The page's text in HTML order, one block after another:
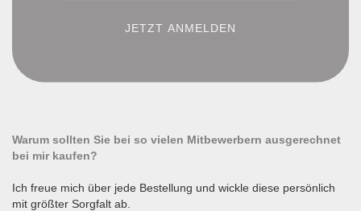
Warum sollten Sie bei so vielen Mitbewerbern ausgerechnet
bei mir kaufen?
Ich freue mich über jede Bestellung und wickle diese persönlich
mit größter Sorgfalt ab.